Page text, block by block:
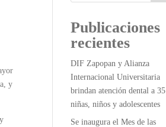
y
Publicaciones
recientes
DIF Zapopan y Alianza
Internacional Universitaria
brindan atención dental a 35
niñas, niños y adolescentes
Se inaugura el Mes de las